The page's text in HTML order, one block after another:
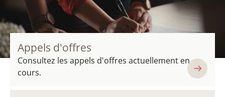
Appels d'offres
Consultez les appels d'offres actuellement en
cours.